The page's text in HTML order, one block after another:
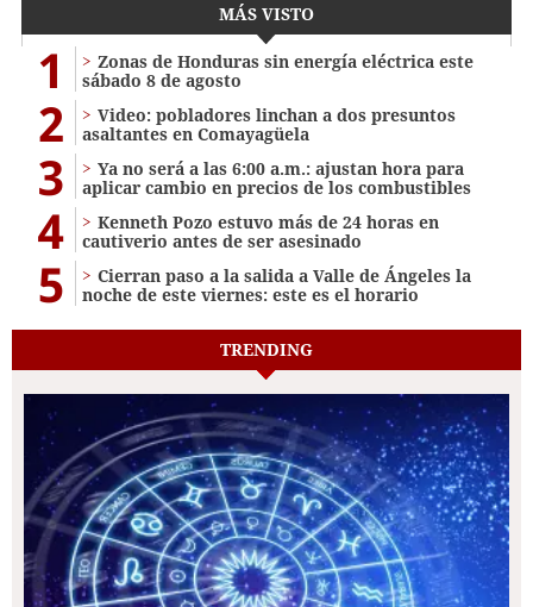
MÁS VISTO
1
Zonas de Honduras sin energía eléctrica este
sábado 8 de agosto
2
Video: pobladores linchan a dos presuntos
asaltantes en Comayagüela
3
Ya no será a las 6:00 a.m.: ajustan hora para
aplicar cambio en precios de los combustibles
4
Kenneth Pozo estuvo más de 24 horas en
cautiverio antes de ser asesinado
5
Cierran paso a la salida a Valle de Ángeles la
noche de este viernes: este es el horario
TRENDING